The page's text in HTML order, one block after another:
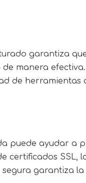
garantiza
manera
de herramientas
puede ayudar a
certificados SSL,
garantiza